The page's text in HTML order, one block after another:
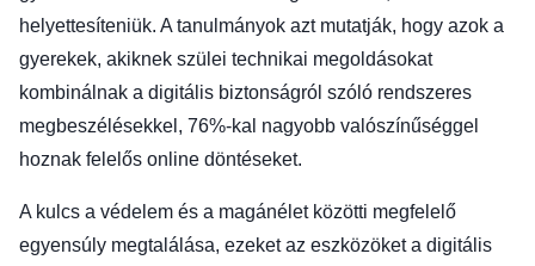
helyettesíteniük. A tanulmányok azt mutatják, hogy azok a
gyerekek, akiknek szülei technikai megoldásokat
kombinálnak a digitális biztonságról szóló rendszeres
megbeszélésekkel, 76%-kal nagyobb valószínűséggel
hoznak felelős online döntéseket.
A kulcs a védelem és a magánélet közötti megfelelő
egyensúly megtalálása, ezeket az eszközöket a digitális